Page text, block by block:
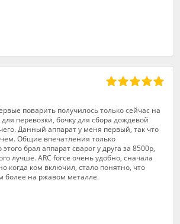
поварить получилось только сейчас на
перевозки, бочку для сбора дождевой
Данный аппарат у меня первый, так что
Общие впечатления только
брал аппарат сварог у друга за 8500р,
лучше. ARC force очень удобно, сначала
когда ком включил, стало понятно, что
более на ржавом металле.